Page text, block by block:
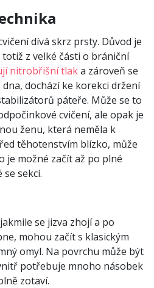
dívá skrz prsty. Důvod je
totiž z velké části o brániční
nitrobřišní tlaka zároveň se
dochází ke korekci držení
páteře. Může se to
cvičení, ale opak je
ženu, která neměla k
těhotenstvím blízko, může
je možné začít až po plné
sekcí.
se jizva zhojí a po
mohou začít s klasickým
omyl. Na povrchu může být
potřebuje mnoho násobek
zotaví.